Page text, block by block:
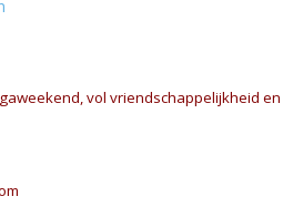
vol vriendschappelijkheid